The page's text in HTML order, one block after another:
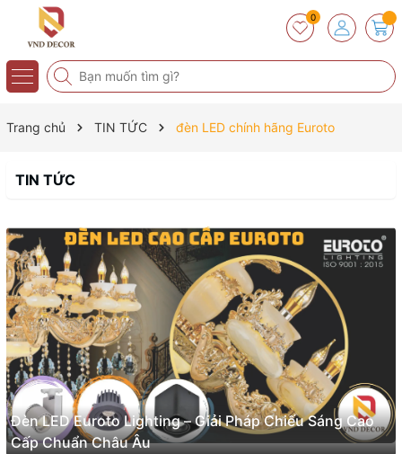
0
Trang chủ TIN TỨC đèn LED chính hãng Euroto
TIN TỨC
Đèn LED Euroto Lighting – Giải Pháp Chiếu Sáng Cao
Cấp Chuẩn Châu Âu